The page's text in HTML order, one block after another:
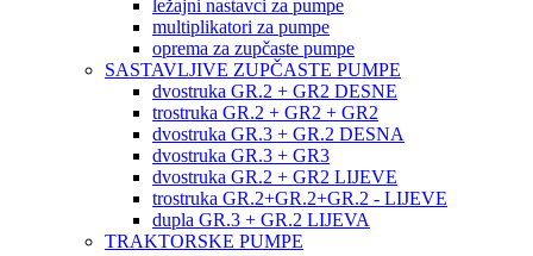
ležajni nastavci za pumpe
multiplikatori za pumpe
oprema za zupčaste pumpe
SASTAVLJIVE ZUPČASTE PUMPE
dvostruka GR.2 + GR2 DESNE
trostruka GR.2 + GR2 + GR2
dvostruka GR.3 + GR.2 DESNA
dvostruka GR.3 + GR3
dvostruka GR.2 + GR2 LIJEVE
trostruka GR.2+GR.2+GR.2 - LIJEVE
dupla GR.3 + GR.2 LIJEVA
TRAKTORSKE PUMPE